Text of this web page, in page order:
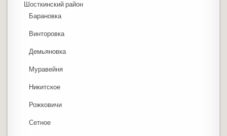
Шосткинский район
Барановка
Винторовка
Демьяновка
Муравейня
Никитское
Рожковичи
Сетное